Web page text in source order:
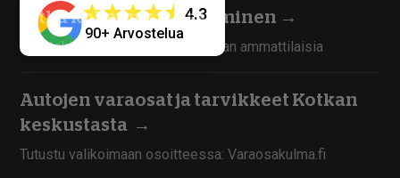
4.3
90+ Arvostelua
Pitkä kokemus ja osaaminen →
Työntekijämme ovat kokoneita alan ammattilaisia
Autojen varaosat ja tarvikkeet Kotkan
keskustasta →
Tutustu valikoimaan osoitteessa: Varaosakulma.fi